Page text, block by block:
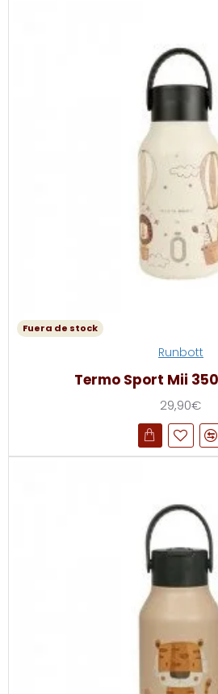
Fuera de stock
Runbott
Termo Sport Mii
29,90€